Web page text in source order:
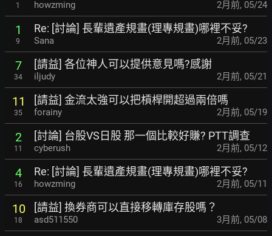
1 howzming 2月前, 05/24
1
9
Re: [討論] 長輩遺產規畫(理專規畫)哪裡不妥?
Sana 2月前, 05/23
7
34
[請益] 各位神人可以提供意見嗎?感謝
iljudy 2月前, 05/21
11
35
[請益] 金流太強可以把槓桿開超過兩倍嗎
forainy 2月前, 05/19
2
11
[討論] 台股VS日股 那一個比較好賺? PTT調查
cyberush 2月前, 05/12
4
16
Re: [討論] 長輩遺產規畫(理專規畫)哪裡不妥?
howzming 2月前, 05/11
10
18
[請益] 換券商可以直接移轉庫存股嗎？
asd511550 3月前, 05/08